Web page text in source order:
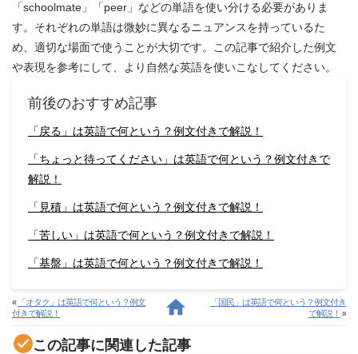
「schoolmate」「peer」などの単語を使い分ける必要がありま
す。それぞれの単語は微妙に異なるニュアンスを持っているた
め、適切な場面で使うことが大切です。この記事で紹介した例文
や表現を参考にして、より自然な英語を使いこなしてください。
前後のおすすめ記事
「戻る」は英語で何という？例文付きで解説！
「ちょっと待ってください」は英語で何という？例文付きで
解説！
「見積」は英語で何という？例文付きで解説！
「苦しい」は英語で何という？例文付きで解説！
「基盤」は英語で何という？例文付きで解説！
« 「オタク」は英語で何という？例文
付きで解説！
「国民」は英語で何という？例文付き
で解説！ »
この記事に関連した記事